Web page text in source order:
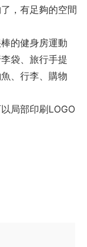
，有足夠的空間
的健身房運動
袋、旅行手提
、行李、購物
局部印刷LOGO